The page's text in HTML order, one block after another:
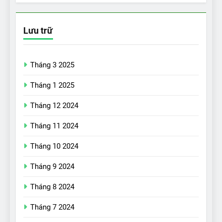
Lưu trữ
Tháng 3 2025
Tháng 1 2025
Tháng 12 2024
Tháng 11 2024
Tháng 10 2024
Tháng 9 2024
Tháng 8 2024
Tháng 7 2024